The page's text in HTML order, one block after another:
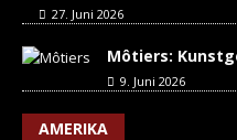
27. Juni 2026
Môtiers:
9. Juni 2026
AMERIKA